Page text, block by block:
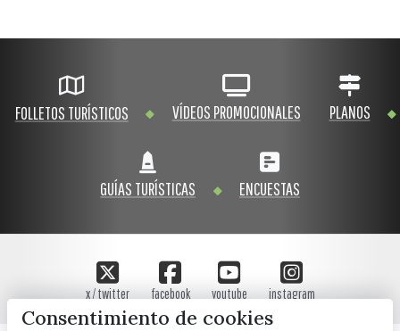
FOLLETOS TURÍSTICOS VÍDEOS PROMOCIONALES PLANOS
GUÍAS TURÍSTICAS ENCUESTAS
x / twitter facebook youtube instagram
Consentimiento de cookies